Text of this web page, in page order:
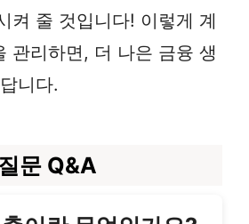
켜 줄 것입니다! 이렇게 계
관리하면, 더 나은 금융 생
니다.
문 Q&A